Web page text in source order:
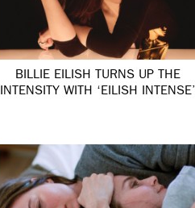
BILLIE EILISH TURNS UP THE
INTENSITY WITH ‘EILISH INTENSE’